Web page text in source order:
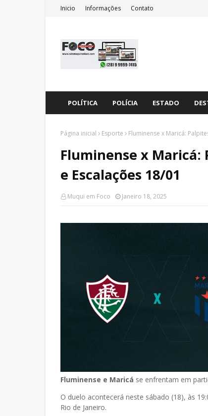
Inicio Informações Contato
POLÍTICA POLÍCIA ESTADO
Página inicial Esporte Fluminense x Maricá:
Fluminense x Maricá:
e Escalações 18/01
Muqui em Foco Janeiro 18, 2025
Fluminense e Maricá se enfrentam em
O duelo acontecerá neste sábado (18), às
Rio de Janeiro.